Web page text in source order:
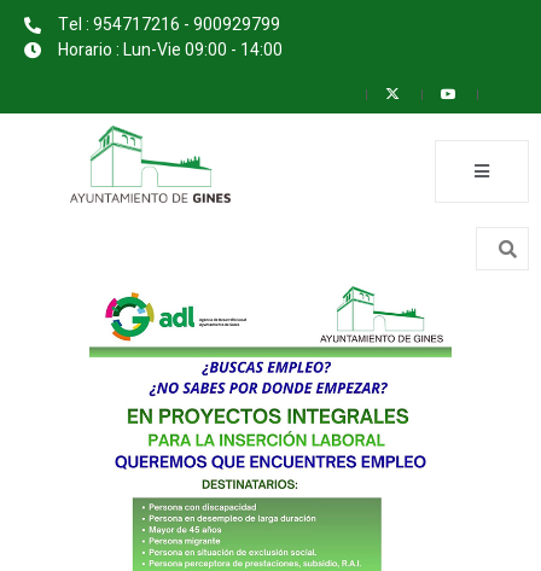
Tel : 954717216 - 900929799
Horario : Lun-Vie 09:00 - 14:00